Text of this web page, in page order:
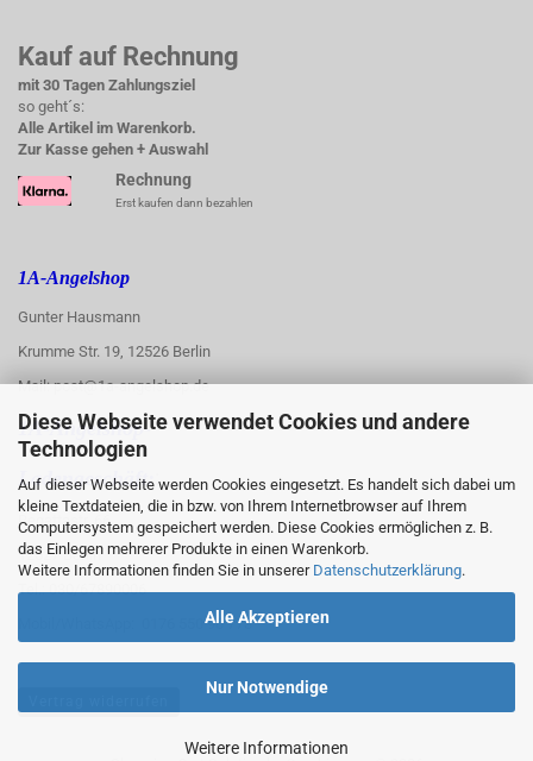
Diese Webseite verwendet Cookies und andere
Technologien
Auf dieser Webseite werden Cookies eingesetzt. Es handelt sich dabei um
kleine Textdateien, die in bzw. von Ihrem Internetbrowser auf Ihrem
Computersystem gespeichert werden. Diese Cookies ermöglichen z. B.
das Einlegen mehrerer Produkte in einen Warenkorb.
Weitere Informationen finden Sie in unserer Datenschutzerklärung.
Alle Akzeptieren
Nur Notwendige
Weitere Informationen
Kauf auf Rechnung
mit 30 Tagen Zahlungsziel
so geht´s:
Alle Artikel im Warenkorb.
Zur Kasse gehen + Auswahl
Rechnung
Erst kaufen dann bezahlen
1A-Angelshop
Gunter Hausmann
Krumme Str. 19, 12526 Berlin
Mail: post@1a-angelshop.de
1A-Angelshop-
Ladengeschäft::
Regattastr. 66
12527 Berlin
Tel.: 030/67890006
Mobil/WhatsApp: 0176 550 90 773